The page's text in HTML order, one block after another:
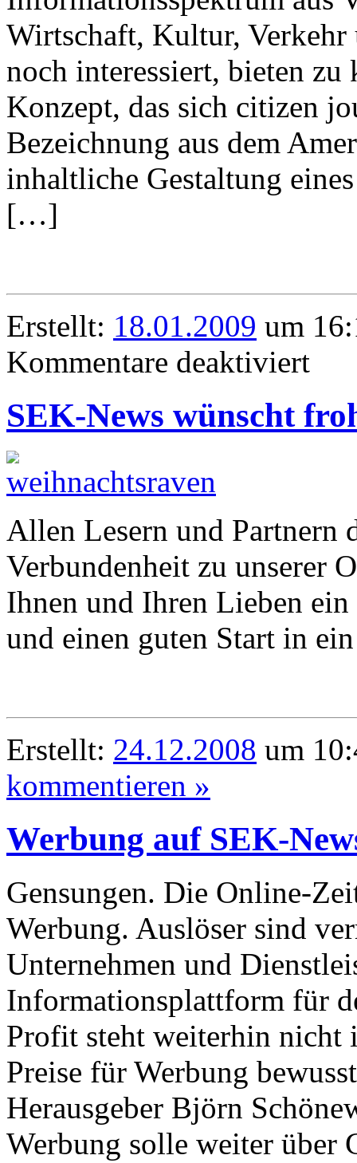
Wirtschaft, Kultur, Verkehr
noch interessiert, bieten
Konzept, das sich citizen
Bezeichnung aus dem
inhaltliche Gestaltung
[…]
Erstellt: 18.01.2009 um
Kommentare deaktiviert
Artikel
SEK-
SEK-News wünscht
Allen Lesern und Partnern
Verbundenheit zu unserer
Ihnen und Ihren Lieben
und einen guten Start in
Erstellt: 24.12.2008 um
kommentieren »
Werbung auf SEK-
Gensungen. Die Online-
Werbung. Auslöser sind
Unternehmen und
Informationsplattform für
Profit steht weiterhin nicht
Preise für Werbung
Herausgeber Björn
Werbung solle weiter über